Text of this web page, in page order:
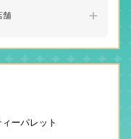
舗
ーパレット